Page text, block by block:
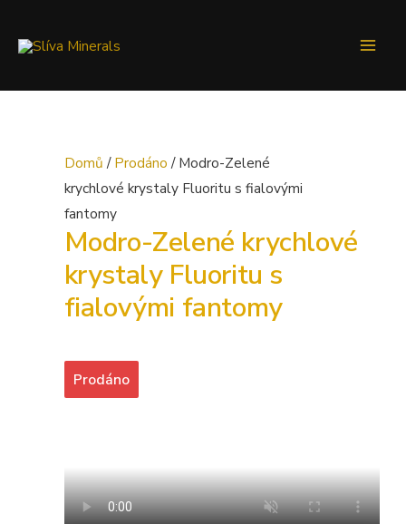
Domů /Prodáno / Modro-Zelené
krychlové krystaly Fluoritu s fialovými
fantomy
Modro-Zelené krychlové
krystaly Fluoritu s
fialovými fantomy
Prodáno